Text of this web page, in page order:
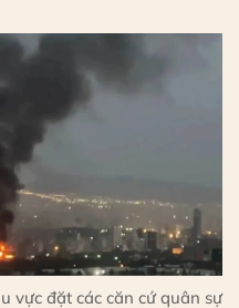
vực đặt các căn cứ quân sự